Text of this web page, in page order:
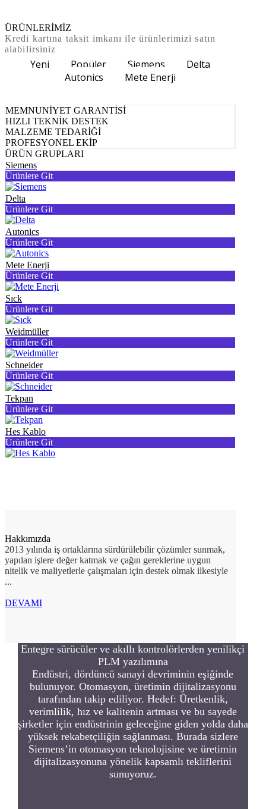
ÜRÜNLERİMİZ
Kredi kartına taksit imkanı ile ürünlerimizi satın
alabilirsiniz
Yeni Popüler Siemens
Delta
Autonics
Mete Enerji
MEMNUNİYET GARANTİSİ
HIZLI TEKNİK DESTEK
MALZEME TEDARİĞİ
PROFESYONEL EKİP
ÜRÜN GRUPLARI
Siemens
Ürünlere Git
Delta
Ürünlere Git
Autonics
Ürünlere Git
Mete Enerji
Ürünlere Git
Sıck
Ürünlere Git
Weidmüller
Ürünlere Git
Schneider
Ürünlere Git
Tekpan
Ürünlere Git
Hes Kablo
Ürünlere Git
Hakkımızda
2013 yılında iş ortaklarına sürdürülebilir çözümler sunmak,
yapılan işlere değer katmak ve çağın gereklerine uygun
nitelik ve maliyetlerle çalışmaları için destek olmak ilkesiyle
...
DEVAMI
Entegre sürücüler ve akıllı kontrolörlerden yenilikçi
PLM yazılımına
Endüstri, dördüncü sanayi devriminin eşiğinde
bulunuyor. Otomasyon, üretimin dijitalizasyonu
tarafından takip ediliyor. Hedef: Üretkenlik,
verimlilik, hız ve kalitenin artması ve bu sayede
şirketler için endüstrinin geleceğine giden yolda daha
yüksek rekabetçiliğin sağlanması. Burada sizlere
Siemens’in otomasyon teknolojisine ve üretimin
dijitalizasyonuna yönelik kapsamlı tekliflerini
sunuyoruz.